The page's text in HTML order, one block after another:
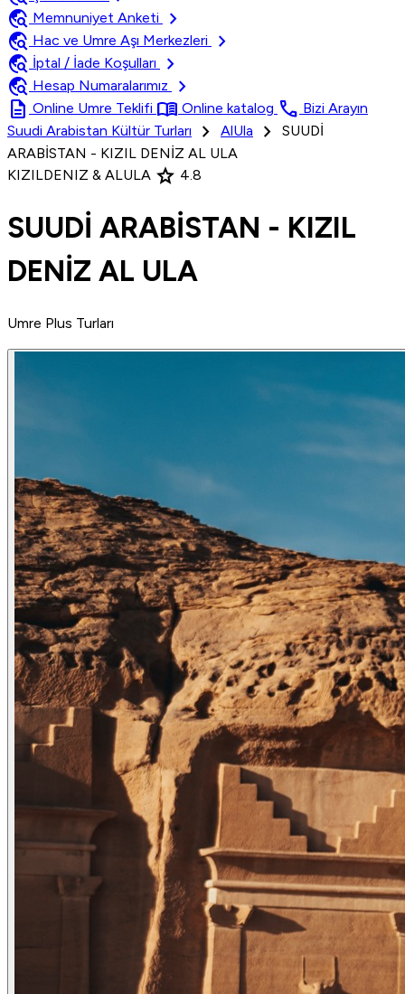
travel_explore Memnuniyet Anketi
chevron_right
travel_explore Hac ve Umre Aşı Merkezleri
chevron_right
travel_explore İptal / İade Koşulları
chevron_right
travel_explore Hesap Numaralarımız
chevron_right
description Online Umre Teklifi menu_book Online katalog call Bizi Arayın
Suudi Arabistan Kültür Turları
chevron_right AlUla chevron_right
SUUDİ
ARABİSTAN - KIZIL DENİZ AL ULA
KIZILDENIZ & ALULA star 4.8
SUUDİ ARABİSTAN - KIZIL
DENİZ AL ULA
Umre Plus Turları